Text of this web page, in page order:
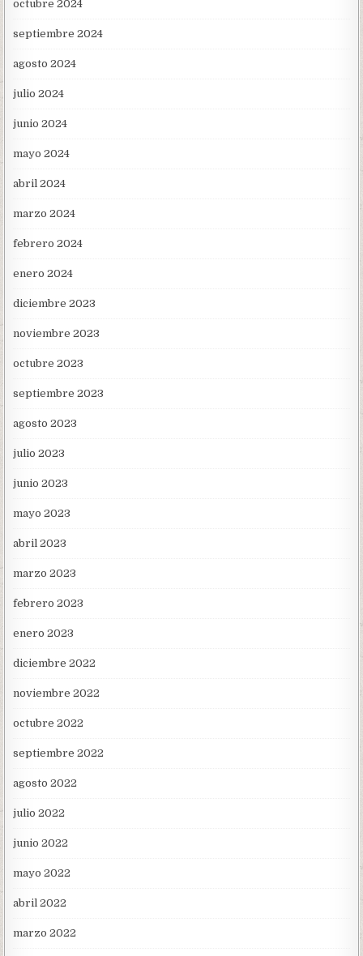
octubre 2024
septiembre 2024
agosto 2024
julio 2024
junio 2024
mayo 2024
abril 2024
marzo 2024
febrero 2024
enero 2024
diciembre 2023
noviembre 2023
octubre 2023
septiembre 2023
agosto 2023
julio 2023
junio 2023
mayo 2023
abril 2023
marzo 2023
febrero 2023
enero 2023
diciembre 2022
noviembre 2022
octubre 2022
septiembre 2022
agosto 2022
julio 2022
junio 2022
mayo 2022
abril 2022
marzo 2022